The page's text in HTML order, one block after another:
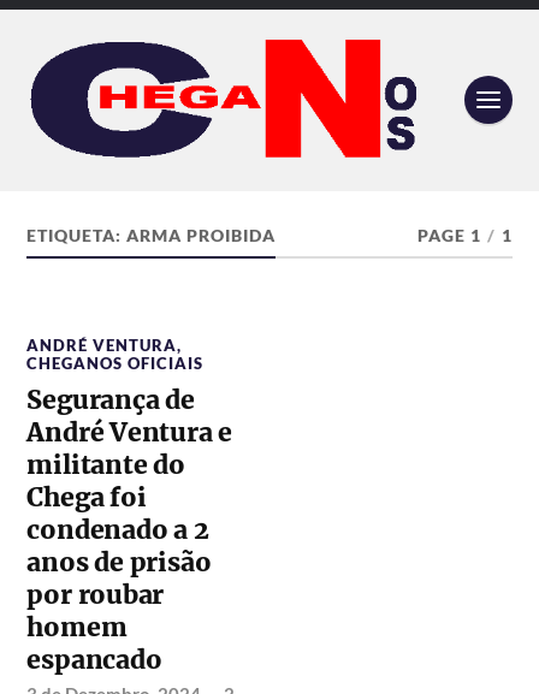
ETIQUETA:ARMA PROIBIDA PAGE 1 / 1
ANDRÉ VENTURA,
CHEGANOS OFICIAIS
Segurança de
André Ventura e
militante do
Chega foi
condenado a 2
anos de prisão
por roubar
homem
espancado